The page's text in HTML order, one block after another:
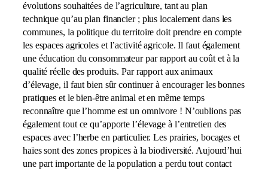
évolutions souhaitées de l’agriculture, tant au plan
technique qu’au plan financier ; plus localement dans les
communes, la politique du territoire doit prendre en compte
les espaces agricoles et l’activité agricole. Il faut également
une éducation du consommateur par rapport au coût et à la
qualité réelle des produits. Par rapport aux animaux
d’élevage, il faut bien sûr continuer à encourager les bonnes
pratiques et le bien-être animal et en même temps
reconnaître que l’homme est un omnivore ! N’oublions pas
également tout ce qu’apporte l’élevage à l’entretien des
espaces avec l’herbe en particulier. Les prairies, bocages et
haïes sont des zones propices à la biodiversité. Aujourd’hui
une part importante de la population a perdu tout contact